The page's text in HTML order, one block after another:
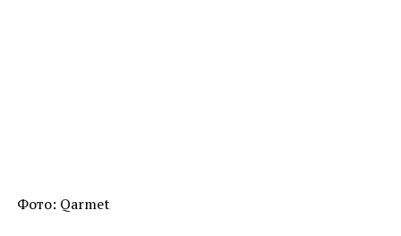
Фото: Qarmet